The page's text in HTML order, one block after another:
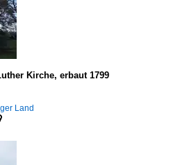
Kirche, erbaut 1799
Land